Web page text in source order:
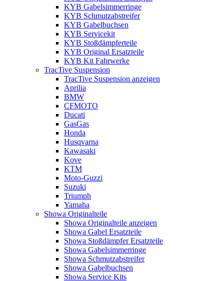
KYB Gabelsimmerringe
KYB Schmutzabstreifer
KYB Gabelbuchsen
KYB Servicekit
KYB Stoßdämpferteile
KYB Original Ersatzteile
KYB Kit Fahrwerke
TracTive Suspension
TracTive Suspension anzeigen
Aprilia
BMW
CFMOTO
Ducati
GasGas
Honda
Husqvarna
Kawasaki
Kove
KTM
Moto-Guzzi
Suzuki
Triumph
Yamaha
Showa Originalteile
Showa Originalteile anzeigen
Showa Gabel Ersatzteile
Showa Stoßdämpfer Ersatzteile
Showa Gabelsimmerringe
Showa Schmutzabstreifer
Showa Gabelbuchsen
Showa Service Kits